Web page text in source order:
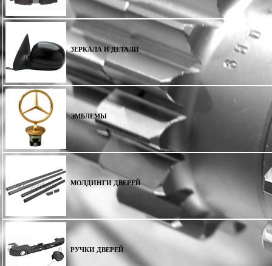
ЗЕРКАЛА И ДЕТАЛИ
ЭМБЛЕМЫ
МОЛДИНГИ ДВЕРЕЙ
РУЧКИ ДВЕРЕЙ